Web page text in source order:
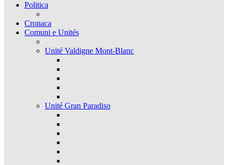
Politica
Cronaca
Comuni e Unités
Unité Valdigne Mont-Blanc
Unité Gran Paradiso